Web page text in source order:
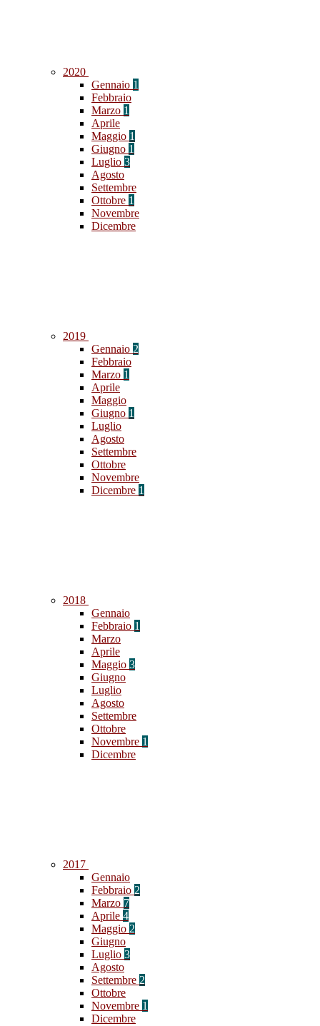
2020
Gennaio 1
Febbraio
Marzo 1
Aprile
Maggio 1
Giugno 1
Luglio 3
Agosto
Settembre
Ottobre 1
Novembre
Dicembre
2019
Gennaio 2
Febbraio
Marzo 1
Aprile
Maggio
Giugno 1
Luglio
Agosto
Settembre
Ottobre
Novembre
Dicembre 1
2018
Gennaio
Febbraio 1
Marzo
Aprile
Maggio 3
Giugno
Luglio
Agosto
Settembre
Ottobre
Novembre 1
Dicembre
2017
Gennaio
Febbraio 2
Marzo 7
Aprile 4
Maggio 2
Giugno
Luglio 3
Agosto
Settembre 2
Ottobre
Novembre 1
Dicembre